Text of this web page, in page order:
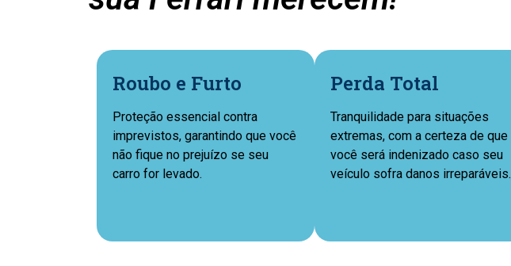
Roubo e Furto
Proteção essencial contra
imprevistos, garantindo que você
não fique no prejuízo se seu
carro for levado.
Perda Total
Tranquilidade para situações
extremas, com a certeza de que
você será indenizado caso seu
veículo sofra danos irreparáveis.